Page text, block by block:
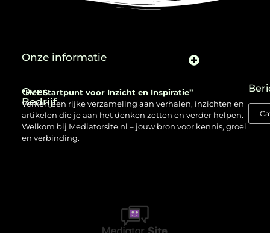
Over
Bedrijf
“Het Startpunt voor Inzicht en Inspiratie”
Verken een rijke verzameling aan verhalen, inzichten en
artikelen die je aan het denken zetten en verder helpen.
Welkom bij Mediatorsite.nl – jouw bron voor kennis, groei
en verbinding.
Onze informatie